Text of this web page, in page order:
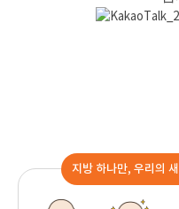
지방 하나만, 우리의